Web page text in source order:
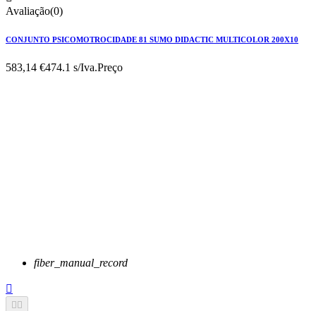
Avaliação(0)
CONJUNTO PSICOMOTROCIDADE 81 SUMO DIDACTIC MULTICOLOR 200X10
583,14 €474.1 s/Iva.Preço
fiber_manual_record

 